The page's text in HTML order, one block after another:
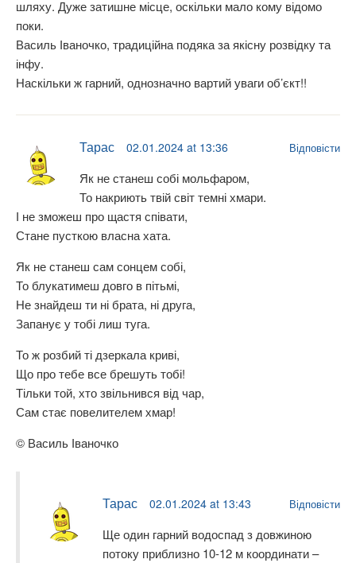
шляху. Дуже затишне місце, оскільки мало кому відомо
поки.
Василь Іваночко, традиційна подяка за якісну розвідку та
інфу.
Наскільки ж гарний, однозначно вартий уваги об’єкт!!
Тарас 02.01.2024 at 13:36 Відповісти
Як не станеш собі мольфаром,
То накриють твій світ темні хмари.
І не зможеш про щастя співати,
Стане пусткою власна хата.
Як не станеш сам сонцем собі,
То блукатимеш довго в пітьмі,
Не знайдеш ти ні брата, ні друга,
Запанує у тобі лиш туга.
То ж розбий ті дзеркала криві,
Що про тебе все брешуть тобі!
Тільки той, хто звільнився від чар,
Сам стає повелителем хмар!
© Василь Іваночко
Тарас 02.01.2024 at 13:43 Відповісти
Ще один гарний водоспад з довжиною
потоку приблизно 10-12 м координати –